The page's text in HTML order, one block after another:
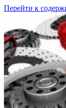
Перейти к